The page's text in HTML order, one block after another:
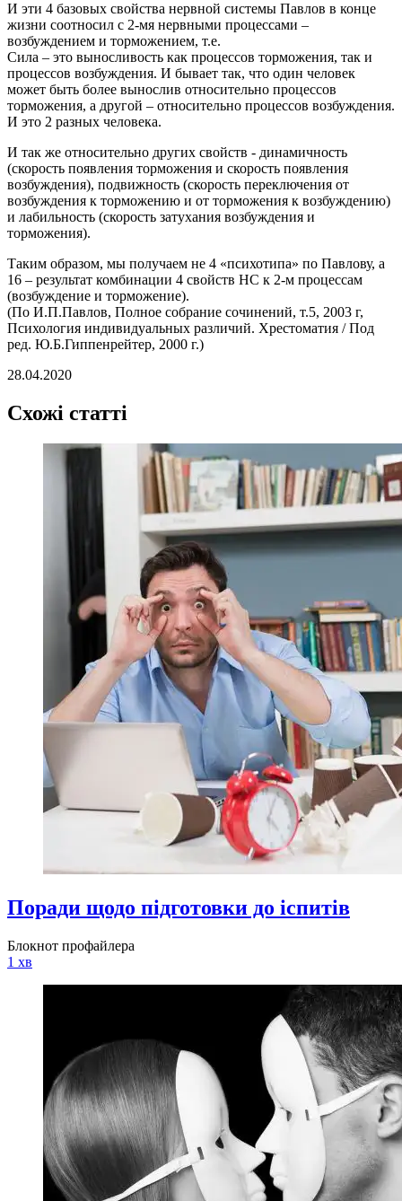
И эти 4 базовых свойства нервной системы Павлов в конце
жизни соотносил с 2-мя нервными процессами –
возбуждением и торможением, т.е.
Сила – это выносливость как процессов торможения, так и
процессов возбуждения. И бывает так, что один человек
может быть более вынослив относительно процессов
торможения, а другой – относительно процессов возбуждения.
И это 2 разных человека.
И так же относительно других свойств - динамичность
(скорость появления торможения и скорость появления
возбуждения), подвижность (скорость переключения от
возбуждения к торможению и от торможения к возбуждению)
и лабильность (скорость затухания возбуждения и
торможения).
Таким образом, мы получаем не 4 «психотипа» по Павлову, а
16 – результат комбинации 4 свойств НС к 2-м процессам
(возбуждение и торможение).
(По И.П.Павлов, Полное собрание сочинений, т.5, 2003 г,
Психология индивидуальных различий. Хрестоматия / Под
ред. Ю.Б.Гиппенрейтер, 2000 г.)
28.04.2020
Схожі статті
Поради щодо підготовки до іспитів
Блокнот профайлера
1 хв